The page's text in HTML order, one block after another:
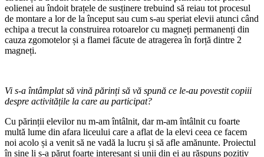
eolienei au îndoit brațele de susținere trebuind să reiau tot procesul
de montare a lor de la început sau cum s-au speriat elevii atunci când
echipa a trecut la construirea rotoarelor cu magneți permanenți din
cauza zgomotelor și a flamei făcute de atragerea în forță dintre 2
magneți.
Vi s-a întâmplat să vină părinți să vă spună ce le-au povestit copiii
despre activitățile la care au participat?
Cu părinții elevilor nu m-am întâlnit, dar m-am întâlnit cu foarte
multă lume din afara liceului care a aflat de la elevi ceea ce facem
noi acolo și a venit să ne vadă la lucru și să afle amănunte. Proiectul
în sine li s-a părut foarte interesant și unii din ei au răspuns pozitiv